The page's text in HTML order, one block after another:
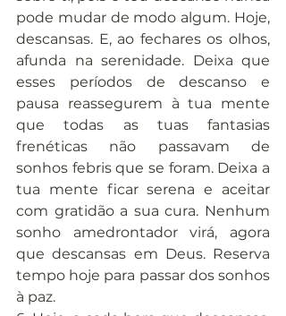
pode mudar de modo algum. Hoje,
descansas. E, ao fechares os olhos,
afunda na serenidade. Deixa que
esses períodos de descanso e
pausa reassegurem à tua mente
que todas as tuas fantasias
frenéticas não passavam de
sonhos febris que se foram. Deixa a
tua mente ficar serena e aceitar
com gratidão a sua cura. Nenhum
sonho amedrontador virá, agora
que descansas em Deus. Reserva
tempo hoje para passar dos sonhos
à paz.